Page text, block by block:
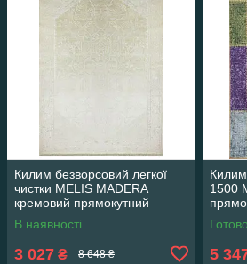
Килим безворсовий легкої
чистки MELIS MADERA
кремовий прямокутний
160*230 см
В наявності
3 027 ₴ 8 648 ₴
1500
см
5